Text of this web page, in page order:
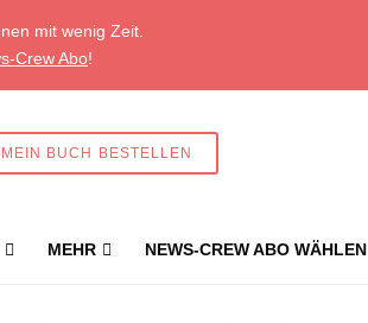
mit wenig Zeit.
Crew Abo!
MEIN BUCH BESTELLEN
MEHR NEWS-CREW ABO WÄHLEN